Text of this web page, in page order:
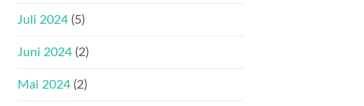
Juli 2024 (5)
Juni 2024 (2)
Mai 2024 (2)